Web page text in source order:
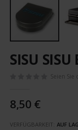
Anfang
der
SISU
Seien
8,50 €
VERFÜGBARKEIT: AUF